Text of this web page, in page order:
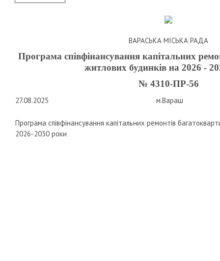
ВАРАСЬКА МІСЬКА РАДА
Програма співфінансування капітальних
житлових будинків на 2026 -
№ 4310-ПР-56
27.08.2025 м.Вараш
Програма співфінансування капітальних ремонтів
2026-2030 роки